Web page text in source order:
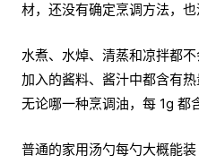
材，还没有确定烹调方法，也
水煮、水焯、清蒸和凉拌都
加入的酱料、酱汁中都含有热
无论哪一种烹调油，每 1g 都
普通的家用汤勺每勺大概能